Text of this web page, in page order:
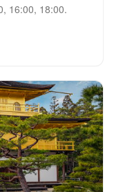
16:00, 18:00.